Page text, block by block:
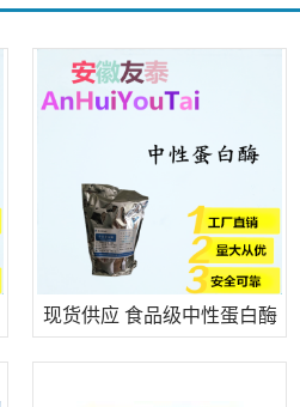
现货供应 食品级中性蛋白酶
食用酶制剂 沙雷肽酶